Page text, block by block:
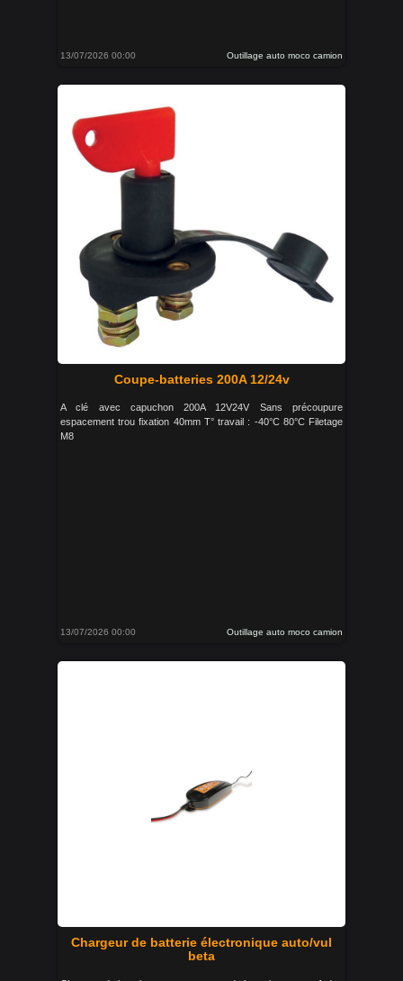
13/07/2026 00:00 Outillage auto moco camion
Coupe-batteries 200A 12/24v
A clé avec capuchon 200A 12V24V Sans précoupure
espacement trou fixation 40mm T° travail : -40°C 80°C Filetage
M8
13/07/2026 00:00 Outillage auto moco camion
Chargeur de batterie électronique auto/vul
beta